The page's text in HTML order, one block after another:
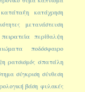
κατάταξη
κατάχρηση
μετανάστευση
πειρατεία
περίθαλψη
ποδόσφαιρο
ρατσισμός σπατάλη
σύγκριση σύνθεση
βάση φυλακές